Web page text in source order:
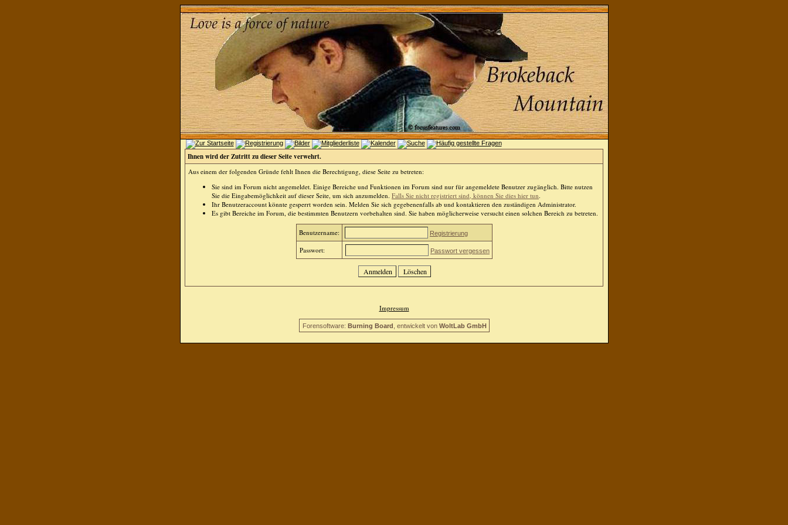
Ihnen wird der Zutritt zu dieser Seite verwehrt.
Aus einem der folgenden Gründe fehlt Ihnen die Berechtigung, diese Seite zu betreten:
Sie sind im Forum nicht angemeldet. Einige Bereiche und Funktionen im Forum sind nur für angemeldete Benutzer zugänglich. Bitte nutzen
Sie die Eingabemöglichkeit auf dieser Seite, um sich anzumelden. Falls Sie nicht registriert sind, können Sie dies hier tun.
Ihr Benutzeraccount könnte gesperrt worden sein. Melden Sie sich gegebenenfalls ab und kontaktieren den zuständigen Administrator.
Es gibt Bereiche im Forum, die bestimmten Benutzern vorbehalten sind. Sie haben möglicherweise versucht einen solchen Bereich zu betreten.
Benutzername: Registrierung
Passwort: Passwort vergessen
Impressum
Forensoftware: Burning Board , entwickelt von WoltLab GmbH